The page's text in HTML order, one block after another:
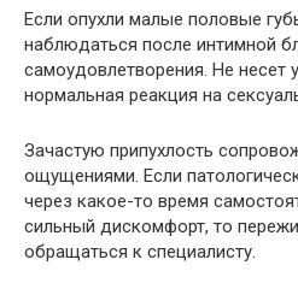
Если опухли малые половые
наблюдаться после интимной
самоудовлетворения. Не несет
нормальная реакция на
Зачастую припухлость
ощущениями. Если
через какое-то время
сильный дискомфорт, то
обращаться к специалисту.